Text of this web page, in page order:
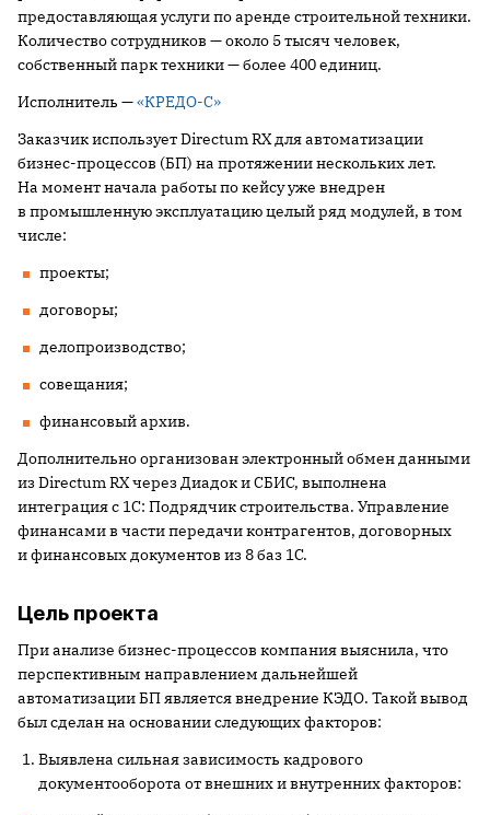
предоставляющая услуги по аренде строительной техники.
Количество сотрудников — около 5 тысяч человек,
собственный парк техники — более 400 единиц.
Исполнитель —«КРЕДО-С»
Заказчик использует Directum RX для автоматизации
бизнес-процессов (БП) на протяжении нескольких лет.
На момент начала работы по кейсу уже внедрен
в промышленную эксплуатацию целый ряд модулей, в том
числе:
проекты;
договоры;
делопроизводство;
совещания;
финансовый архив.
Дополнительно организован электронный обмен данными
из Directum RX через Диадок и СБИС, выполнена
интеграция с 1С: Подрядчик строительства. Управление
финансами в части передачи контрагентов, договорных
и финансовых документов из 8 баз 1С.
Цель проекта
При анализе бизнес-процессов компания выяснила, что
перспективным направлением дальнейшей
автоматизации БП является внедрение КЭДО. Такой вывод
был сделан на основании следующих факторов:
Выявлена сильная зависимость кадрового
документооборота от внешних и внутренних факторов: